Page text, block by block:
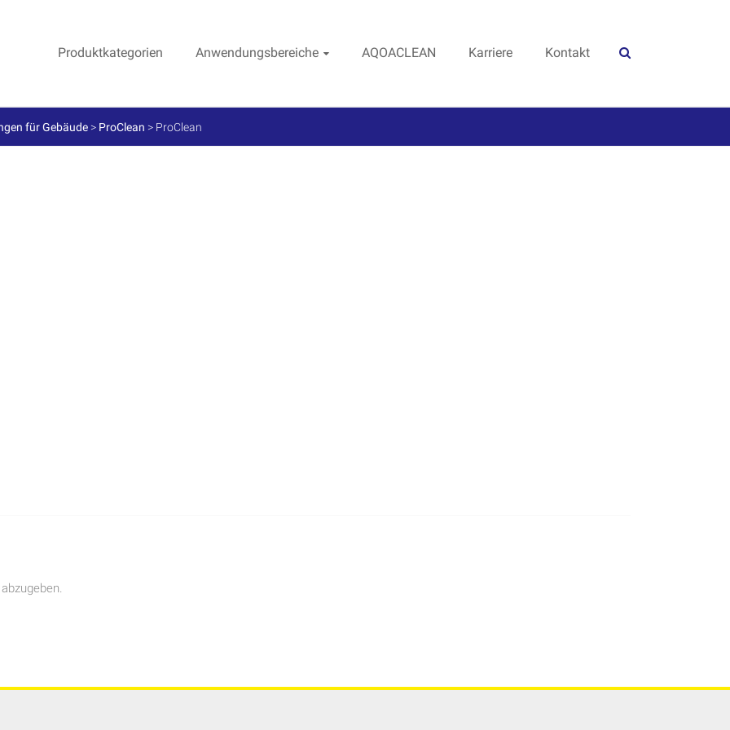
Produktkategorien Anwendungsbereiche AQOACLEAN Karriere Kontakt
für Gebäude > ProClean > ProClean